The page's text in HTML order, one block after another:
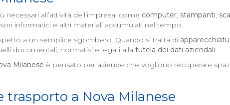
necessari all’attività dell’impresa, come computer, stampanti,
informatici e altri materiali accumulati nel tempo.
a un semplice sgombero. Quando si tratta di
documentali, normativi e legati alla tutela dei dati aziendali.
Milanese è pensato per aziende che vogliono recuperare
trasporto a Nova Milanese